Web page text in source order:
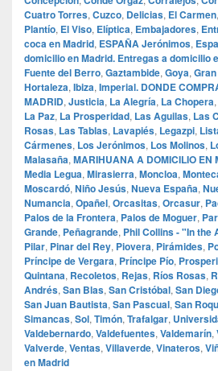
Cuatro Torres, Cuzco, Delicias, El Carmen,
Plantío, El Viso, Elíptica, Embajadores,
coca en Madrid, ESPAÑA Jerónimos,
domicilio en Madrid. Entregas a domicilio
Fuente del Berro, Gaztambide, Goya,
Hortaleza, Ibiza, Imperial. DONDE
MADRID, Justicia, La Alegría, La Chopera,
La Paz, La Prosperidad, Las Aguilas, Las
Rosas, Las Tablas, Lavapiés, Legazpi,
Cármenes, Los Jerónimos, Los Molinos,
Malasaña, MARIHUANA A DOMICILIO EN
Media Legua, Mirasierra, Moncloa,
Moscardó, Niño Jesús, Nueva España,
Numancia, Opañel, Orcasitas, Orcasur,
Palos de la Frontera, Palos de Moguer,
Grande, Peñagrande, Phil Collins - "In the
Pilar, Pinar del Rey, Piovera, Pirámides,
Príncipe de Vergara, Príncipe Pío,
Quintana, Recoletos, Rejas, Ríos Rosas,
Andrés, San Blas, San Cristóbal, San
San Juan Bautista, San Pascual, San
Simancas, Sol, Timón, Trafalgar,
Valdebernardo, Valdefuentes, Valdemarín,
Valverde, Ventas, Villaverde, Vinateros,
en Madrid